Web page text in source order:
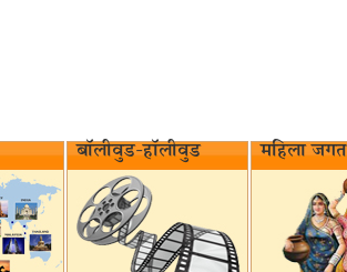
बॉलीवुड-हॉलीवुड महिला जगत